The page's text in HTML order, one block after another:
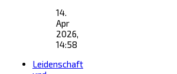
Beitrag
14.
Apr
2026,
14:58
Leidenschaft